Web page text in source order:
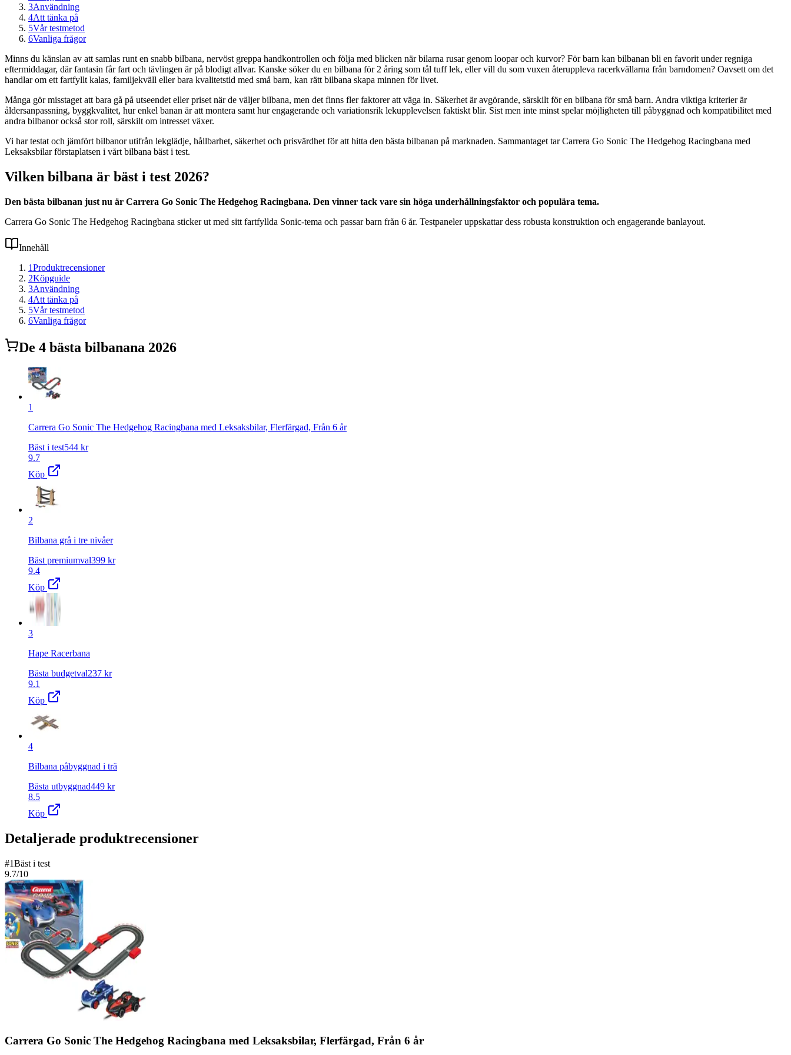
3Användning
4Att tänka på
5Vår testmetod
6Vanliga frågor
Minns du känslan av att samlas runt en snabb bilbana, nervöst greppa handkontrollen och följa med blicken när bilarna rusar genom loopar och kurvor? För barn kan bilbanan bli en favorit under regniga
eftermiddagar, där fantasin får fart och tävlingen är på blodigt allvar. Kanske söker du en bilbana för 2 åring som tål tuff lek, eller vill du som vuxen återuppleva racerkvällarna från barndomen? Oavsett om det
handlar om ett fartfyllt kalas, familjekväll eller bara kvalitetstid med små barn, kan rätt bilbana skapa minnen för livet.
Många gör misstaget att bara gå på utseendet eller priset när de väljer bilbana, men det finns fler faktorer att väga in. Säkerhet är avgörande, särskilt för en bilbana för små barn. Andra viktiga kriterier är
åldersanpassning, byggkvalitet, hur enkel banan är att montera samt hur engagerande och variationsrik lekupplevelsen faktiskt blir. Sist men inte minst spelar möjligheten till påbyggnad och kompatibilitet med
andra bilbanor också stor roll, särskilt om intresset växer.
Vi har testat och jämfört bilbanor utifrån lekglädje, hållbarhet, säkerhet och prisvärdhet för att hitta den bästa bilbanan på marknaden. Sammantaget tar Carrera Go Sonic The Hedgehog Racingbana med
Leksaksbilar förstaplatsen i vårt bilbana bäst i test.
Vilken bilbana är bäst i test 2026?
Den bästa bilbanan just nu är Carrera Go Sonic The Hedgehog Racingbana. Den vinner tack vare sin höga underhållningsfaktor och populära tema.
Carrera Go Sonic The Hedgehog Racingbana sticker ut med sitt fartfyllda Sonic-tema och passar barn från 6 år. Testpaneler uppskattar dess robusta konstruktion och engagerande banlayout.
Innehåll
1Produktrecensioner
2Köpguide
3Användning
4Att tänka på
5Vår testmetod
6Vanliga frågor
De 4 bästa bilbanana 2026
1
Carrera Go Sonic The Hedgehog Racingbana med Leksaksbilar, Flerfärgad, Från 6 år
Bäst i test544 kr
9.7
Köp
2
Bilbana grå i tre nivåer
Bäst premiumval399 kr
9.4
Köp
3
Hape Racerbana
Bästa budgetval237 kr
9.1
Köp
4
Bilbana påbyggnad i trä
Bästa utbyggnad449 kr
8.5
Köp
Detaljerade produktrecensioner
#1Bäst i test
9.7/10
Carrera Go Sonic The Hedgehog Racingbana med Leksaksbilar, Flerfärgad, Från 6 år